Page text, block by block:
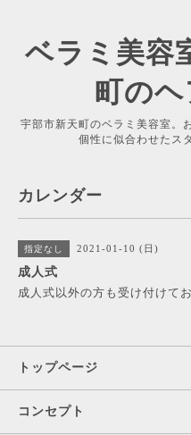
ベラミ美容
町の
宇部市新天町のベラミ美容室。
個性に似合わせたス
カレンダー
指定なし 2021-01-10 (日)
成人式
成人式以外の方も受け付けて
トップページ
コンセプト